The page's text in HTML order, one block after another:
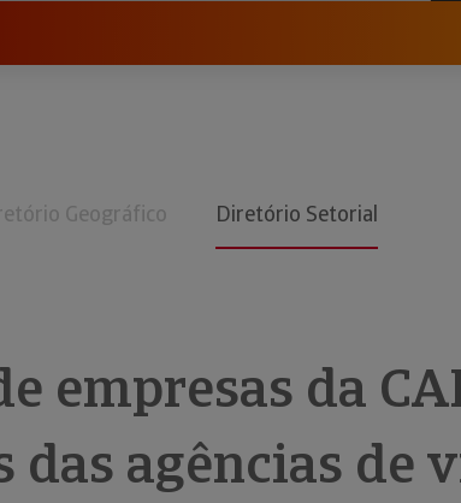
Geográfico Diretório Setorial
empresas da
agências de